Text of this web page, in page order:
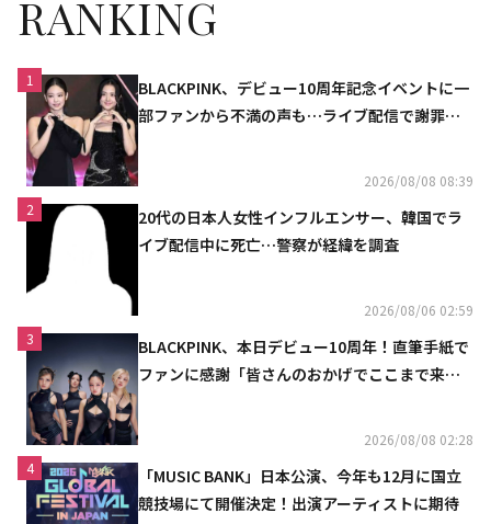
RANKING
1
BLACKPINK、デビュー10周年記念イベントに一
部ファンから不満の声も…ライブ配信で謝罪
2026/08/08 08:39
2
20代の日本人女性インフルエンサー、韓国でラ
イブ配信中に死亡…警察が経緯を調査
2026/08/06 02:59
3
BLACKPINK、本日デビュー10周年！直筆手紙で
ファンに感謝「皆さんのおかげでここまで来ら
2026/08/08 02:28
4
「MUSIC BANK」日本公演、今年も12月に国立
競技場にて開催決定！出演アーティストに期待